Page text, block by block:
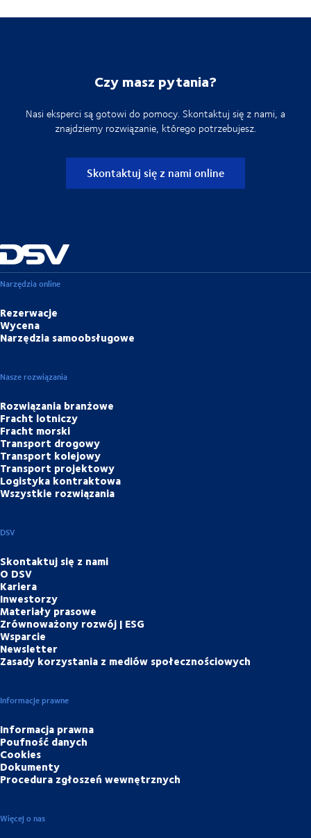
Czy masz pytania?
Nasi eksperci są gotowi do pomocy. Skontaktuj się z nami, a
znajdziemy rozwiązanie, którego potrzebujesz.
Skontaktuj się z nami online
Narzędzia online
Rezerwacje
Wycena
Narzędzia samoobsługowe
Nasze rozwiązania
Rozwiązania branżowe
Fracht lotniczy
Fracht morski
Transport drogowy
Transport kolejowy
Transport projektowy
Logistyka kontraktowa
Wszystkie rozwiązania
DSV
Skontaktuj się z nami
O DSV
Kariera
Inwestorzy
Materiały prasowe
Zrównoważony rozwój | ESG
Wsparcie
Newsletter
Zasady korzystania z mediów społecznościowych
Informacje prawne
Informacja prawna
Poufność danych
Cookies
Dokumenty
Procedura zgłoszeń wewnętrznych
Więcej o nas